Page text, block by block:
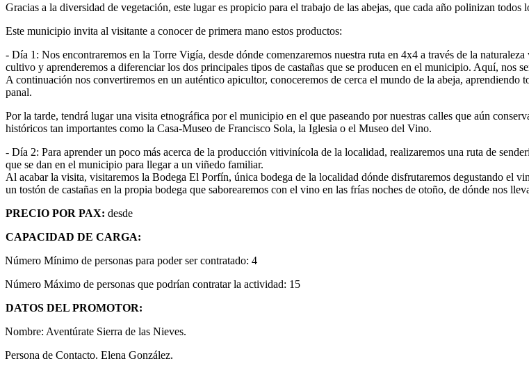
Gracias a la diversidad de vegetación, este lugar es propicio para el trabajo de las abejas, que cada año polinizan
Este municipio invita al visitante a conocer de primera mano estos productos:
- Día 1: Nos encontraremos en la Torre Vigía, desde dónde comenzaremos nuestra ruta en 4x4 a través de la
cultivo y aprenderemos a diferenciar los dos principales tipos de castañas que se producen en el municipio. Aquí, nos
A continuación nos convertiremos en un auténtico apicultor, conoceremos de cerca el mundo de la abeja,
panal.
Por la tarde, tendrá lugar una visita etnográfica por el municipio en el que paseando por nuestras calles que aún
históricos tan importantes como la Casa-Museo de Francisco Sola, la Iglesia o el Museo del Vino.
- Día 2: Para aprender un poco más acerca de la producción vitivinícola de la localidad, realizaremos una ruta de
que se dan en el municipio para llegar a un viñedo familiar.
Al acabar la visita, visitaremos la Bodega El Porfín, única bodega de la localidad dónde disfrutaremos degustando el
un tostón de castañas en la propia bodega que saborearemos con el vino en las frías noches de otoño, de dónde nos
PRECIO POR PAX: desde
CAPACIDAD DE CARGA:
Número Mínimo de personas para poder ser contratado: 4
Número Máximo de personas que podrían contratar la actividad: 15
DATOS DEL PROMOTOR:
Nombre: Aventúrate Sierra de las Nieves.
Persona de Contacto. Elena González.